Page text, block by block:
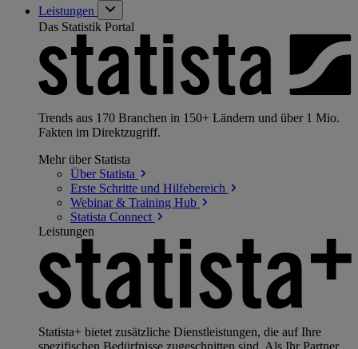
Leistungen
Das Statistik Portal
Trends aus 170 Branchen in 150+ Ländern und über 1 Mio.
Fakten im Direktzugriff.
Mehr über Statista
Über Statista
Erste Schritte und Hilfebereich
Webinar & Training Hub
Statista Connect
Leistungen
Statista+ bietet zusätzliche Dienstleistungen, die auf Ihre
spezifischen Bedürfnisse zugeschnitten sind. Als Ihr Partner